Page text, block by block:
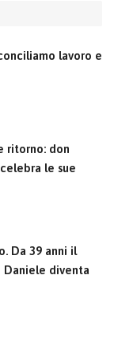
lavoro e
ritorno: don
le sue
Da 39 anni il
diventa